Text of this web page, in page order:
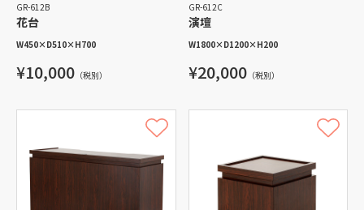
GR-612B
花台
W450× D510× H700
¥10,000 （税別）
GR-612C
演壇
W1800× D1200× H200
¥20,000（税別）